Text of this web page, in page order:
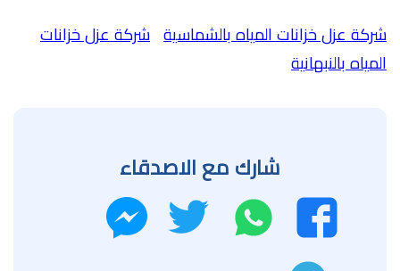
شركة عزل خزانات المياه بالشماسية
شركة عزل خزانات
المياه بالنبهانية
شارك مع الاصدقاء
فيسبوك
واتساب تويتر